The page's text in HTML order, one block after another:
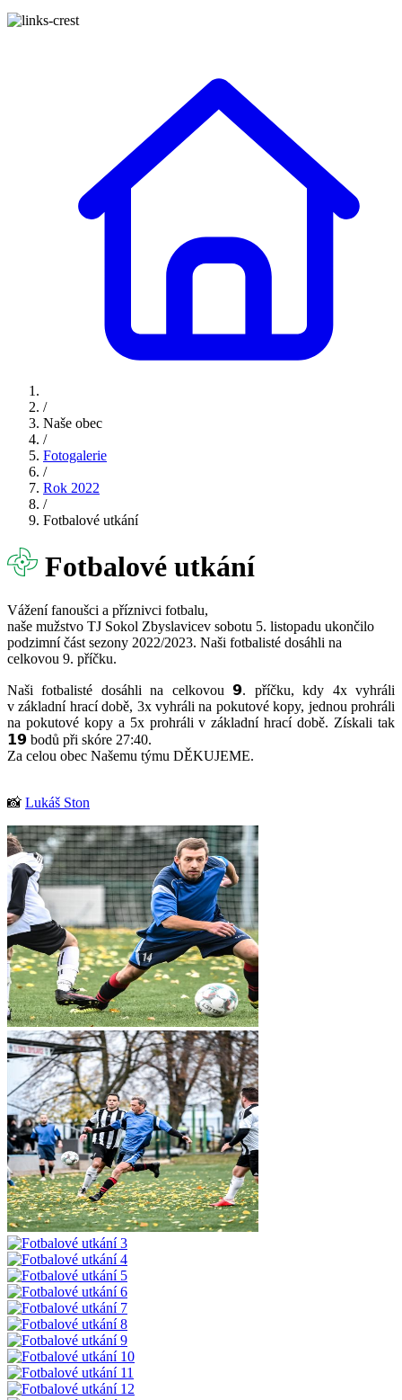
/
Naše obec
/
Fotogalerie
/
Rok 2022
/
Fotbalové utkání
Fotbalové utkání
Vážení fanoušci a příznivci fotbalu,
naše mužstvo TJ Sokol Zbyslavicev sobotu 5. listopadu ukončilo
podzimní část sezony 2022/2023. Naši fotbalisté dosáhli na
celkovou 9. příčku.
Naši fotbalisté dosáhli na celkovou 𝟵. příčku, kdy 4x vyhráli
v základní hrací době, 3x vyhráli na pokutové kopy, jednou prohráli
na pokutové kopy a 5x prohráli v základní hrací době. Získali tak
𝟭𝟵 bodů při skóre 27:40.
Za celou obec Našemu týmu DĚKUJEME.
📸 Lukáš Ston